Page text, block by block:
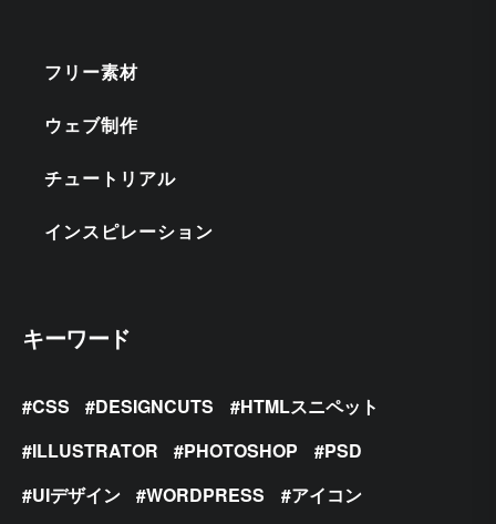
フリー素材
ウェブ制作
チュートリアル
インスピレーション
キーワード
CSS DESIGNCUTS
HTMLスニペット
ILLUSTRATOR
PHOTOSHOP
PSD
UIデザイン
WORDPRESS
アイコン